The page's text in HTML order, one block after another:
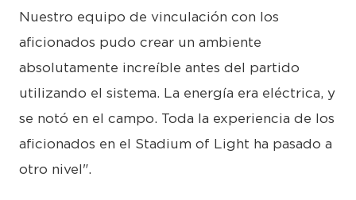
Nuestro equipo de vinculación con los
aficionados pudo crear un ambiente
absolutamente increíble antes del partido
utilizando el sistema. La energía era eléctrica, y
se notó en el campo. Toda la experiencia de los
aficionados en el Stadium of Light ha pasado a
otro nivel".